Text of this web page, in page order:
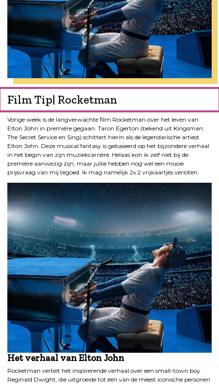
Film Tip| Rocketman
Vorige week is de langverwachte film Rocketman over het leven van
Elton John in première gegaan. Taron Egerton (bekend uit Kingsman:
The Secret Service en Sing) schittert hierin als de legendarische artiest
Elton John. Deze musical fantasy is gebaseerd op het bijzondere verhaal
in het begin van zijn muziekcarrière. Helaas kon ik zelf niet bij de
première aanwezig zijn, maar jullie hebben nog wel een mooie
prijsvraag van mij tegoed. Ik mag namelijk 2x 2 vrijkaartjes verloten.
Het verhaal van Elton John
Rocketman vertelt het inspirerende verhaal over een small-town boy
Reginald Dwight, die uitgroeide tot één van de meest iconische personen